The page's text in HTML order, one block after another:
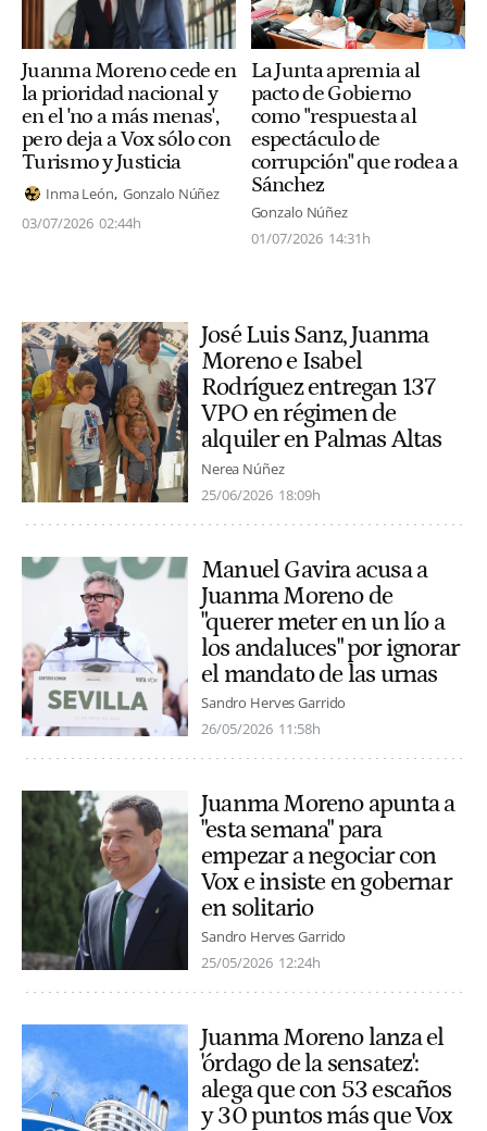
Juanma Moreno cede en
la prioridad nacional y
en el 'no a más menas',
pero deja a Vox sólo con
Turismo y Justicia
Inma León Gonzalo Núñez
03/07/2026 02:44h
La Junta apremia al
pacto de Gobierno
como "respuesta al
espectáculo de
corrupción" que rodea a
Sánchez
Gonzalo Núñez
01/07/2026 14:31h
José Luis Sanz, Juanma
Moreno e Isabel
Rodríguez entregan 137
VPO en régimen de
alquiler en Palmas Altas
Nerea Núñez
25/06/2026 18:09h
Manuel Gavira acusa a
Juanma Moreno de
"querer meter en un lío a
los andaluces" por ignorar
el mandato de las urnas
Sandro Herves Garrido
26/05/2026 11:58h
Juanma Moreno apunta a
"esta semana" para
empezar a negociar con
Vox e insiste en gobernar
en solitario
Sandro Herves Garrido
25/05/2026 12:24h
Juanma Moreno lanza el
'órdago de la sensatez':
alega que con 53 escaños
y 30 puntos más que Vox